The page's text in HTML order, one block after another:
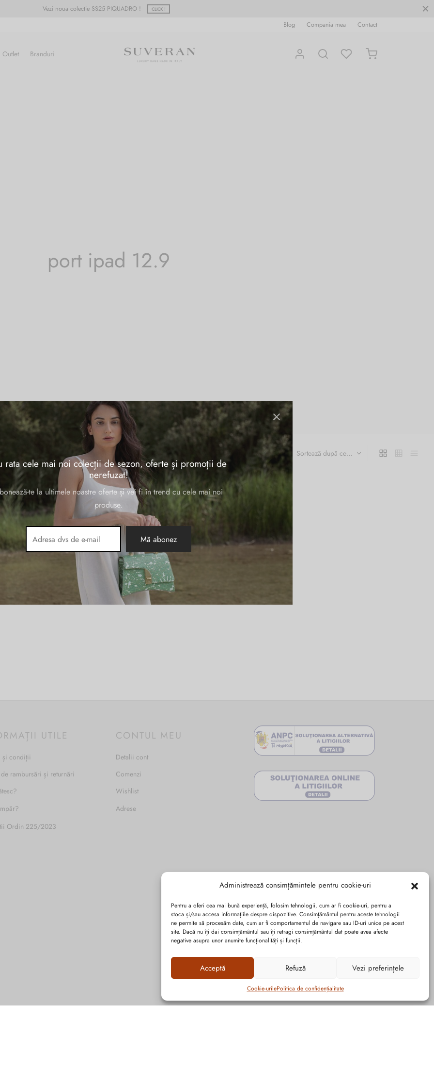
rata cele mai noi colecții de sezon, oferte și promoții de
nerefuzat!
te la ultimele noastre oferte și vei fi în trend cu cele mai noi
produse.
Administrează consimțămintele pentru cookie-uri
Pentru a oferi cea mai bună experiență, folosim tehnologii, cum ar fi cookie-uri, pentru a
stoca și/sau accesa informațiile despre dispozitive. Consimțământul pentru aceste tehnologii
ne permite să procesăm date, cum ar fi comportamentul de navigare sau ID-uri unice pe acest
site. Dacă nu îți dai consimțământul sau îți retragi consimțământul dat poate avea afecte
negative asupra unor anumite funcționalități și funcții.
Acceptă Refuză Vezi preferințele
Cookie-urilePolitica de confidențialitate
Vezi noua colectie SS25 PIQUADRO ! CLICK !
Blog Compania mea Contact
Outlet Branduri
port ipad 12.9
etichetate „port ipad 12.9”
a
lei Prețul
curent
UTILE
și condiții
rambursări și returnări
Ordin 225/2023
CONTUL MEU
Detalii cont
Comenzi
Wishlist
Adrese